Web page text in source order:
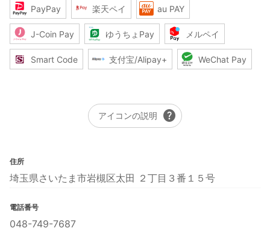
PayPay 楽天ペイ au PAY
J-Coin Pay ゆうちょPay メルペイ
Smart Code 支付宝/Alipay+ WeChat Pay
アイコンの説明 help
住所
埼玉県さいたま市岩槻区太田 ２丁目３番１５号
電話番号
048-749-7687